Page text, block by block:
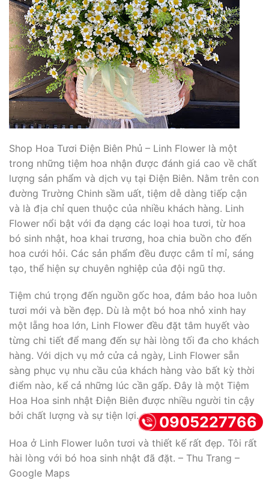
Shop Hoa Tươi Điện Biên Phủ – Linh Flower là một
trong những tiệm hoa nhận được đánh giá cao về chất
lượng sản phẩm và dịch vụ tại Điện Biên. Nằm trên con
đường Trường Chinh sầm uất, tiệm dễ dàng tiếp cận
và là địa chỉ quen thuộc của nhiều khách hàng. Linh
Flower nổi bật với đa dạng các loại hoa tươi, từ hoa
bó sinh nhật, hoa khai trương, hoa chia buồn cho đến
hoa cưới hỏi. Các sản phẩm đều được cắm tỉ mỉ, sáng
tạo, thể hiện sự chuyên nghiệp của đội ngũ thợ.
Tiệm chú trọng đến nguồn gốc hoa, đảm bảo hoa luôn
tươi mới và bền đẹp. Dù là một bó hoa nhỏ xinh hay
một lẵng hoa lớn, Linh Flower đều đặt tâm huyết vào
từng chi tiết để mang đến sự hài lòng tối đa cho khách
hàng. Với dịch vụ mở cửa cả ngày, Linh Flower sẵn
sàng phục vụ nhu cầu của khách hàng vào bất kỳ thời
điểm nào, kể cả những lúc cần gấp. Đây là một Tiệm
Hoa Hoa sinh nhật Điện Biên được nhiều người tin cậy
bởi chất lượng và sự tiện lợi.
Hoa ở Linh Flower luôn tươi và thiết kế rất đẹp. Tôi rất
hài lòng với bó hoa sinh nhật đã đặt. – Thu Trang –
Google Maps
0905227766